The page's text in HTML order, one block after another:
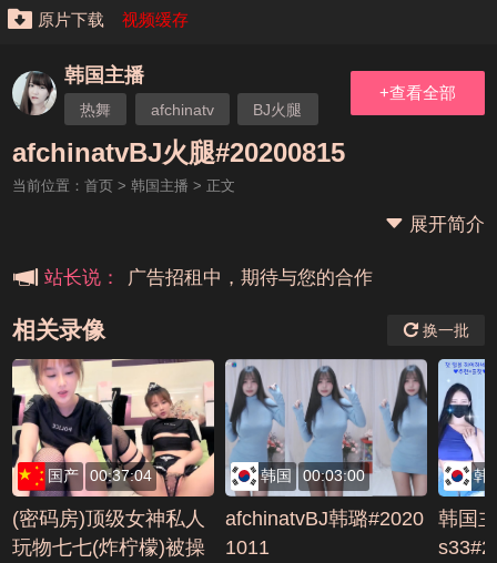
原片下载 视频缓存
韩国主播
热舞 afchinatv BJ火腿
+查看全部
afchinatvBJ火腿#20200815
当前位置： 首页> 韩国主播 > 正文
展开简介
站长说：
本站大事件(19j网站发展历程)
广告招租中，期待与您的合作
相关录像 换一批
国产 00:37:04
(密码房)顶级女神私人
玩物七七(炸柠檬)被操
韩国 00:03:00
afchinatvBJ韩璐#2020
1011
韩
韩国